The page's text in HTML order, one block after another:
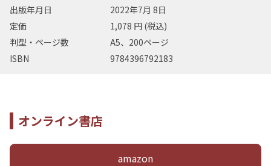
出版年月日
2022年7月 8日
定価
1,078 円 (税込)
判型・ページ数
A5、200ページ
ISBN
9784396792183
オンライン書店
amazon